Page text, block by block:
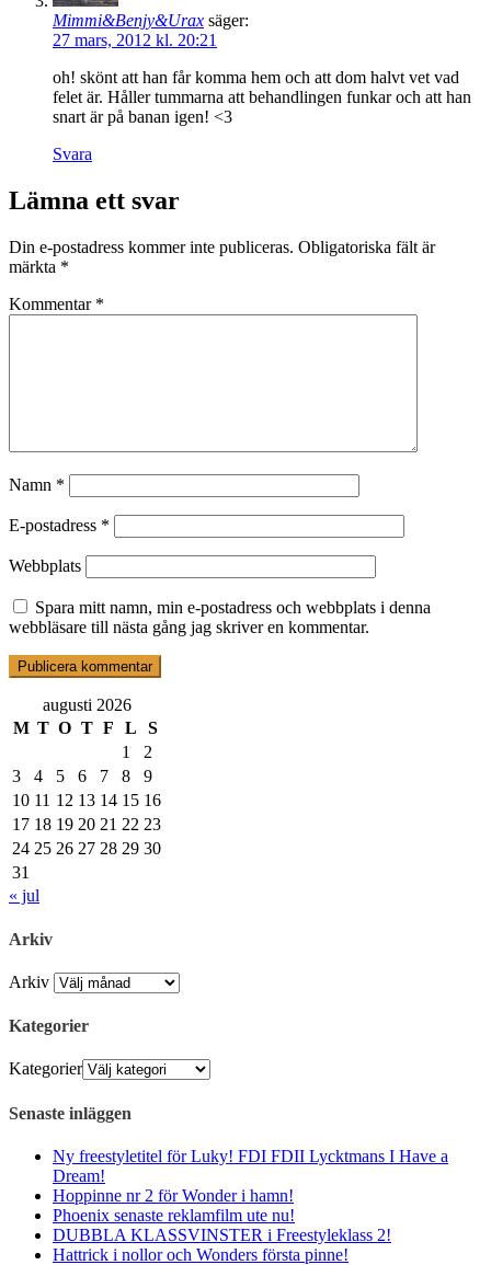
Mimmi&Benjy&Urax säger:
27 mars, 2012 kl. 20:21
oh! skönt att han får komma hem och att dom halvt vet vad
felet är. Håller tummarna att behandlingen funkar och att han
snart är på banan igen! <3
Svara
Lämna ett svar
Din e-postadress kommer inte publiceras. Obligatoriska fält är
märkta *
Kommentar *
Namn *
E-postadress *
Webbplats
Spara mitt namn, min e-postadress och webbplats i denna
webbläsare till nästa gång jag skriver en kommentar.
augusti 2026
M T O T F L
S
1
2
3
4 5 6 7 8
9
10 11 12 13 14 15 16
17 18 19 20 21 22 23
24 25 26 27 28 29 30
31
« jul
Arkiv
Arkiv
Kategorier
Kategorier
Senaste inläggen
Ny freestyletitel för Luky! FDI FDII Lycktmans I Have a
Dream!
Hoppinne nr 2 för Wonder i hamn!
Phoenix senaste reklamfilm ute nu!
DUBBLA KLASSVINSTER i Freestyleklass 2!
Hattrick i nollor och Wonders första pinne!